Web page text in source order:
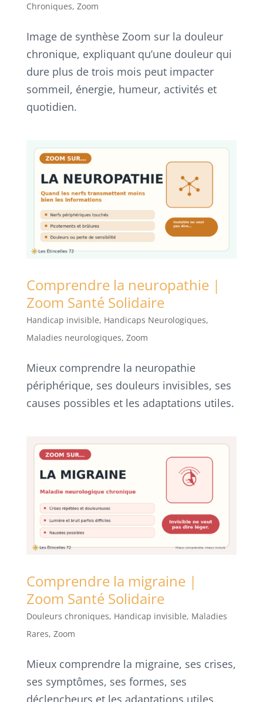
Chroniques, Zoom
Image de synthèse Zoom sur la douleur
chronique, expliquant qu’une douleur qui
dure plus de trois mois peut impacter
sommeil, énergie, humeur, activités et
quotidien.
Comprendre la neuropathie |
Zoom Santé Solidaire
Handicap invisible, Handicaps Neurologiques,
Maladies neurologiques, Zoom
Mieux comprendre la neuropathie
périphérique, ses douleurs invisibles, ses
causes possibles et les adaptations utiles.
Comprendre la migraine |
Zoom Santé Solidaire
Douleurs chroniques, Handicap invisible, Maladies
Rares, Zoom
Mieux comprendre la migraine, ses crises,
ses symptômes, ses formes, ses
déclencheurs et les adaptations utiles.